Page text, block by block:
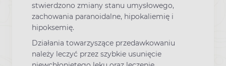
stwierdzono zmiany stanu umysłowego,
zachowania paranoidalne, hipokaliemię i
hipoksemię.
Działania towarzyszące przedawkowaniu
należy leczyć przez szybkie usunięcie